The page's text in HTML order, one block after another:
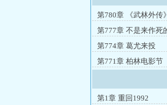
第780章 《武林外传
第777章 不是来作死
第774章 葛尤来投
第771章 柏林电影节
第1章 重回1992